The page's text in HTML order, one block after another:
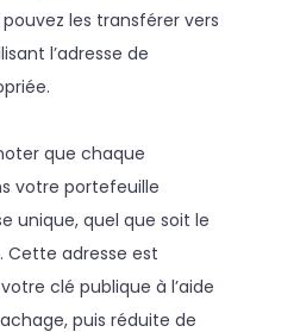
les transférer vers
l’adresse de
que chaque
votre portefeuille
unique, quel que soit le
Cette adresse est
clé publique à l’aide
puis réduite de